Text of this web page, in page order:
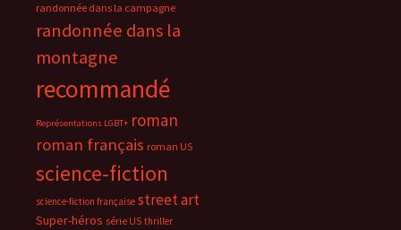
randonnée dans la campagne
randonnée dans la
montagne
recommandé
Représentations LGBT+ roman
roman français roman US
science-fiction
science-fiction française street art
Super-héros série US thriller